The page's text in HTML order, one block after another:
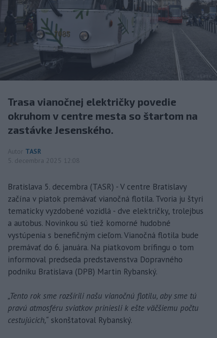
Trasa vianočnej električky povedie
okruhom v centre mesta so štartom na
zastávke Jesenského.
Autor TASR
5. decembra 2025 12:08
Bratislava 5. decembra (TASR) - V centre Bratislavy
začína v piatok premávať vianočná flotila. Tvoria ju štyri
tematicky vyzdobené vozidlá - dve električky, trolejbus
a autobus. Novinkou sú tiež komorné hudobné
vystúpenia s benefičným cieľom. Vianočná flotila bude
premávať do 6. januára. Na piatkovom brífingu o tom
informoval predseda predstavenstva Dopravného
podniku Bratislava (DPB) Martin Rybanský.
„Tento rok sme rozšírili našu vianočnú flotilu, aby sme tú
pravú atmosféru sviatkov priniesli k ešte väčšiemu počtu
cestujúcich,“ skonštatoval Rybanský.